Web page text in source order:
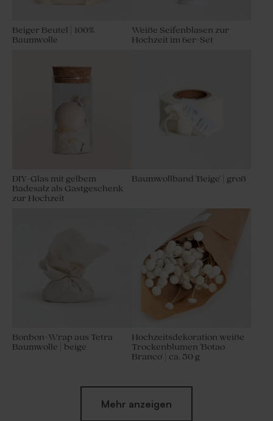
Beiger Beutel | 100%
Baumwolle
Weiße Seifenblasen zur
Hochzeit im 6er-Set
DIY-Glas mit gelbem
Badesalz als Gastgeschenk
zur Hochzeit
Baumwollband 'Beige' | groß
Bonbon-Wrap aus Tetra
Baumwolle | beige
Hochzeitsdekoration weiße
Trockenblumen 'Botao
Branco' | ca. 50 g
Mehr anzeigen